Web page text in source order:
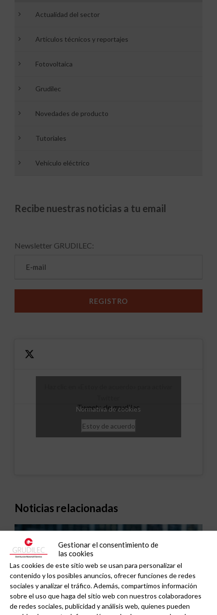
Gestionar el consentimiento de
las cookies
Las cookies de este sitio web se usan para personalizar el
contenido y los posibles anuncios, ofrecer funciones de redes
sociales y analizar el tráfico. Además, compartimos información
sobre el uso que haga del sitio web con nuestros colaboradores
de redes sociales, publicidad y análisis web, quienes pueden
Actualidad del sector
Artículos técnicos y reportajes
Fotovoltaica
Grudilec
Novedades de producto
Tutoriales
Vehículo eléctrico
Recibe nuestras noticias a tu email
Newsletter GRUDILEC:
Tweets de grudilec
Normativa de cookies
Estoy de acuerdo
Noticias relacionadas